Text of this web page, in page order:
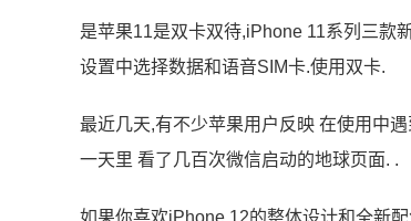
是苹果11是双卡双待,iPhone 11系列三款
设置中选择数据和语音SIM卡.使用双卡.
最近几天,有不少苹果用户反映 在使用中
一天里 看了几百次微信启动的地球页面. .
如果你喜欢iPhone 12的整体设计和全新